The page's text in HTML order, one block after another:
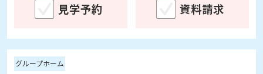
見学予約 資料請求
グループホーム